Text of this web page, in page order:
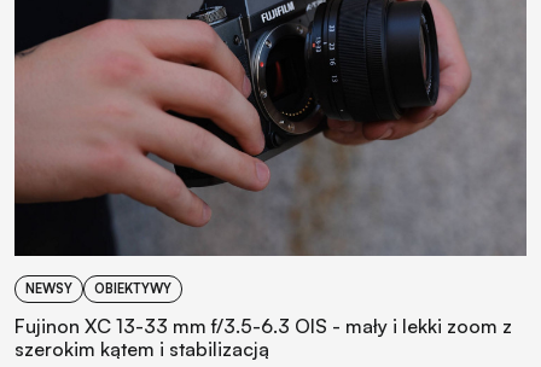
NEWSY OBIEKTYWY
Fujinon XC 13-33 mm f/3.5-6.3 OIS - mały i lekki zoom z
szerokim kątem i stabilizacją